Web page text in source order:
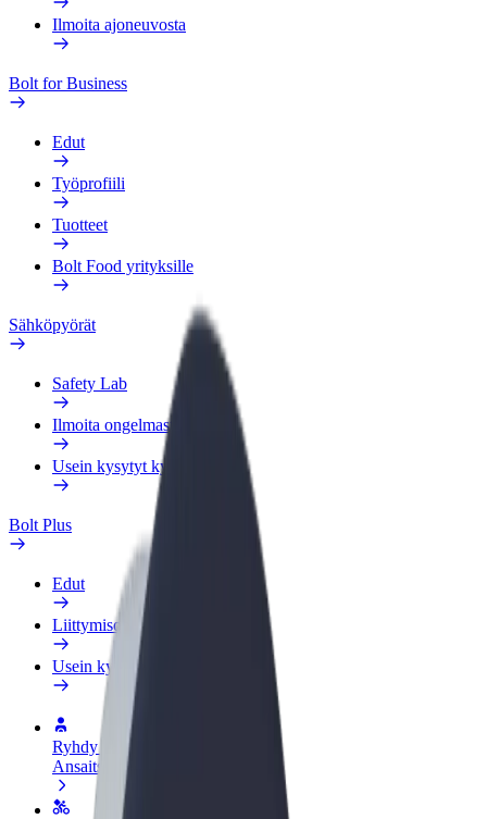
Ilmoita ajoneuvosta
Bolt for Business
Edut
Työprofiili
Tuotteet
Bolt Food yrityksille
Sähköpyörät
Safety Lab
Ilmoita ongelmasta
Usein kysytyt kysymykset
Bolt Plus
Edut
Liittymisohjeet
Usein kysytyt kysymykset
Ryhdy kuljettajaksi
Ansaitse omilla ehdoillasi